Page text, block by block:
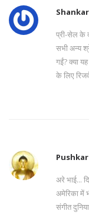
प्री-सेल के
सभी अन्य
गईं? क्या
के लिए
अरे भाई...
अमेरिका में
संगीत